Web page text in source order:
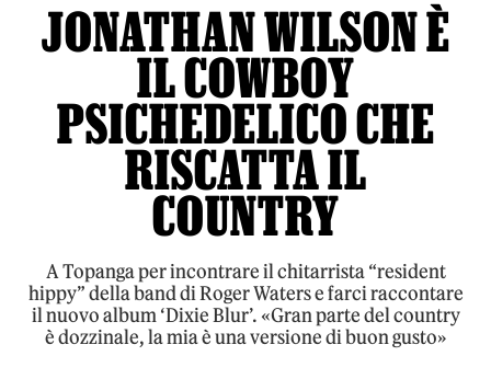
JONATHAN WILSON È
IL COWBOY
PSICHEDELICO CHE
RISCATTA IL
COUNTRY
A Topanga per incontrare il chitarrista “resident
hippy” della band di Roger Waters e farci raccontare
il nuovo album ‘Dixie Blur’. «Gran parte del country
è dozzinale, la mia è una versione di buon gusto»